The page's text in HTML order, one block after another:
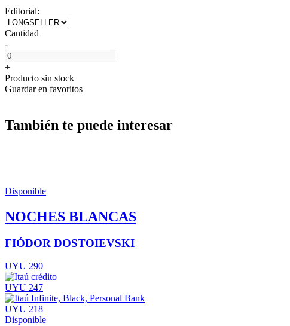
Editorial:
Cantidad
-
+
Producto sin stock
Guardar en favoritos
También te puede interesar
Disponible
NOCHES BLANCAS
FIÓDOR DOSTOIEVSKI
UYU 290
UYU 247
UYU 218
Disponible